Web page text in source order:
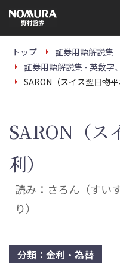
の
ー
トップ
証券用語解説集
証券用語解説集 - 英数字
SARON（スイス翌日物平
SARON（ス
利）
読み：さろん（すい
り）
分類：金利・為替